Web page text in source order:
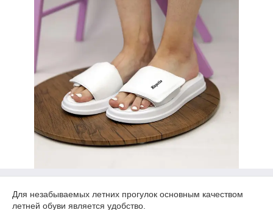
Для незабываемых летних прогулок основным качеством
летней обуви является удобство.